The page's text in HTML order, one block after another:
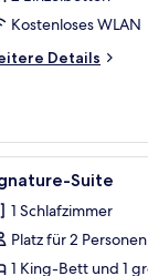
Kostenloses WLAN
Details
Vorhängen.
einem Nachttisch
6 Suite
1 Schlafzimmer
Platz für 2 Personen
1 King-Bett und 1